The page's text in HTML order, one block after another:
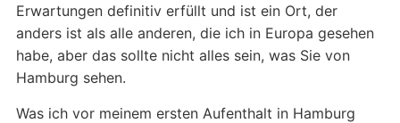
Erwartungen definitiv erfüllt und ist ein Ort, der
anders ist als alle anderen, die ich in Europa gesehen
habe, aber das sollte nicht alles sein, was Sie von
Hamburg sehen.
Was ich vor meinem ersten Aufenthalt in Hamburg